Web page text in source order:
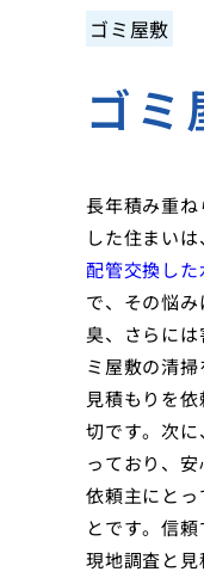
ゴミ屋敷
ゴミ
長年積み重
した住まい
配管交換し
で、その悩
臭、さらに
ミ屋敷の清
見積もりを
切です。次
っており、
依頼主にと
とです。信
現地調査と